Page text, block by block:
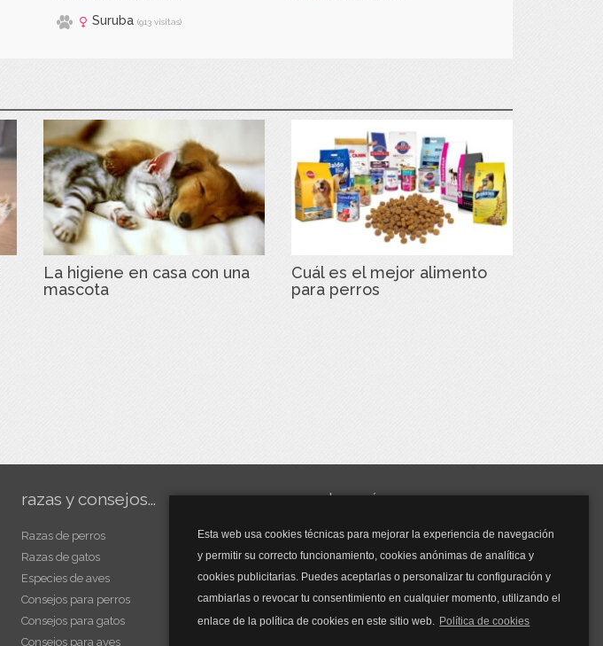
Esta web usa cookies técnicas para mejorar la experiencia de navegación
y permitir su correcto funcionamiento, cookies anónimas de analítica y
cookies publicitarias. Puedes aceptarlas o personalizar tu configuración y
cambiarlas o revocar tu consentimiento en cualquier momento, utilizando el
enlace de la política de cookies en este sitio web. Política de cookies
Suruba (913 visitas)
La higiene en casa con una
mascota
Cuál es el mejor alimento
para perros
razas y consejos...
Razas de perros
Razas de gatos
Especies de aves
Consejos para perros
Consejos para gatos
Consejos para aves
y mucho más...
Mascarillas
Mascarillas FFP2
Mascarillas FFP3
Bolsos
Bolsos Tous